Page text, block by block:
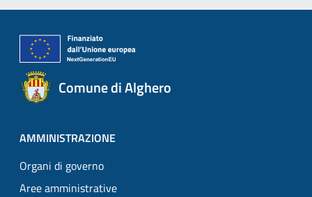
Comune di Alghero
AMMINISTRAZIONE
Organi di governo
Aree amministrative